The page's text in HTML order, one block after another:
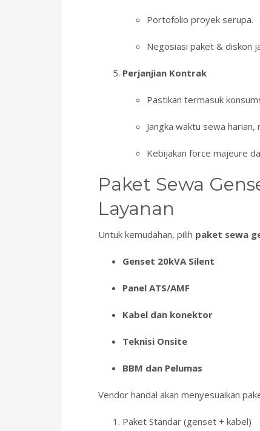
Portofolio proyek serupa.
Negosiasi paket & diskon
Perjanjian Kontrak
Pastikan termasuk
Jangka waktu sewa harian,
Kebijakan force majeure
Paket Sewa
Layanan
Untuk kemudahan, pilih paket sewa
Genset 20kVA Silent
Panel ATS/AMF
Kabel dan konektor
Teknisi Onsite
BBM dan Pelumas
Vendor handal akan menyesuaikan
Paket Standar (genset + kabel)